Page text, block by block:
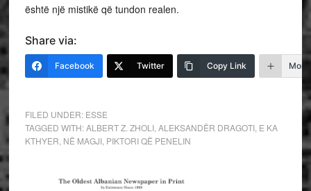
është një mistikë që tundon realen.
Share via:
Facebook Twitter Copy Link More
FILED UNDER: ESSE
TAGGED WITH:ALBERT Z. ZHOLI, ALEKSANDËR DRAGOTI, E KA
KTHYER NË MAGJI, PIKTORI QË PENELIN